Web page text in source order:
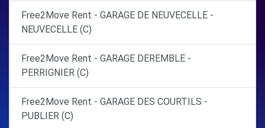
Free2Move Rent - GARAGE DE NEUVECELLE -
NEUVECELLE (C)
Free2Move Rent - GARAGE DEREMBLE -
PERRIGNIER (C)
Free2Move Rent - GARAGE DES COURTILS -
PUBLIER (C)